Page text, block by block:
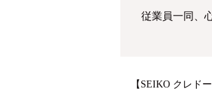
従業員一同、
【SEIKO クレド